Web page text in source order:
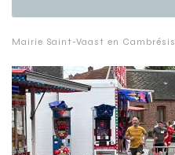
Mairie Saint-Vaast en Cambrésis